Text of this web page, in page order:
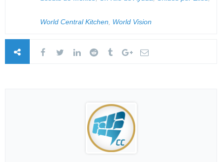
World Central Kitchen, World Vision